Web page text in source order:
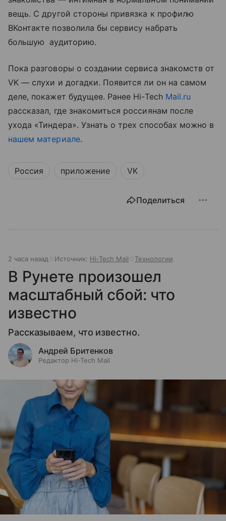
вещь. С другой стороны привязка к профилю
ВКонтакте позволила бы сервису набрать
большую аудиторию.
Пока разговоры о создании сервиса знакомств от
VK — слухи и догадки. Появится ли он на самом
деле, покажет будущее. Ранее Hi-Tech Mail.ru
рассказал, где знакомиться россиянам после
ухода «Тиндера». Узнать о трех способах можно в
нашем материале.
Россия приложение VK
Поделиться
2 часа назад Источник: Hi-Tech Mail Технологии
В Рунете произошел
масштабный сбой: что
известно
Рассказываем, что известно.
Андрей Бритенков
Редактор Hi-Tech Mail